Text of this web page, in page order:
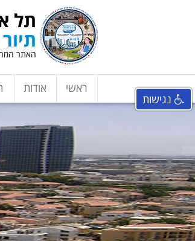
תל
האתר
ראשי אודות
נגישות